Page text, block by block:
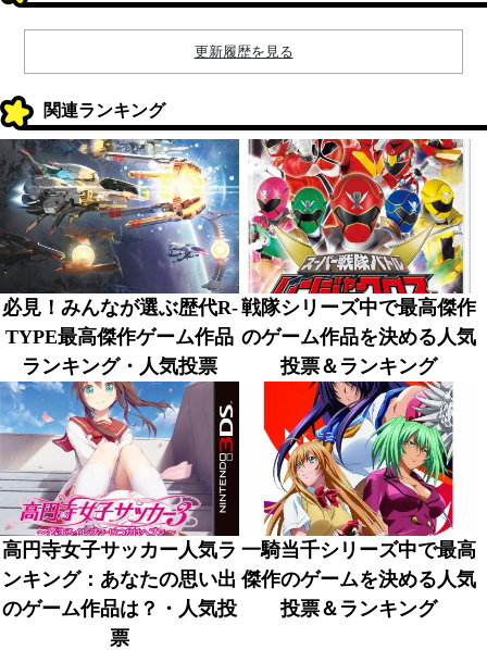
更新履歴を見る
関連ランキング
必見！みんなが選ぶ歴代R-
TYPE最高傑作ゲーム作品
ランキング・人気投票
戦隊シリーズ中で最高傑作
のゲーム作品を決める人気
投票＆ランキング
高円寺女子サッカー人気ラ
ンキング：あなたの思い出
のゲーム作品は？・人気投
票
一騎当千シリーズ中で最高
傑作のゲームを決める人気
投票＆ランキング